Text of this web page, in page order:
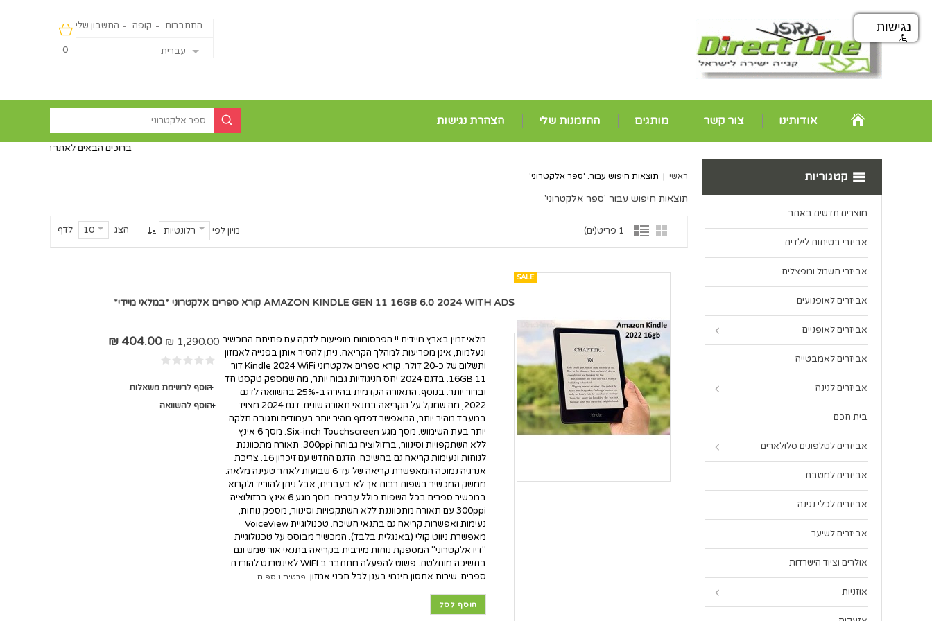
0
החשבון שלי קופה התחברות
עברית
אודותינו צור קשר מותגים ההזמנות שלי הצהרת נגישות
ברוכים הבאים לאתר דיירקט ישראליין -
ראשי | תוצאות חיפוש עבור: 'ספר אלקטרוני'
תוצאות חיפוש עבור 'ספר אלקטרוני'
1 פריט(ים) הצג 10 לדף מיון לפי רלונטיות
SALE
AMAZON KINDLE GEN 11 16GB 6.0 2024 WITH ADS קורא ספרים אלקטרוני *במלאי מיידי*
מלאי זמין בארץ מיידית !! הפרסומות מופיעות לדקה עם פתיחת המכשיר
ונעלמות, אינן מפריעות למהלך הקריאה. ניתן להסיר אותן בפנייה לאמזון
ותשלום של כ-20 דולר. קורא ספרים אלקטרוני Kindle 2024 WiFi דור
11 16GB. בדגם 2024 יחס הניגודיות גבוה יותר, מה שמספק טקסט חד
וברור יותר. בנוסף, התאורה הקדמית בהירה ב-25% בהשוואה לדגם
2022, מה שמקל על הקריאה בתנאי תאורה שונים. דגם 2024 מצויד
במעבד מהיר יותר, המאפשר דפדוף מהיר יותר בעמודים ותגובה חלקה
יותר בעת השימוש. מסך מגע Six-inch Touchscreen. מסך 6 אינץ
ללא השתקפויות וסינוור, ברזולוציה גבוהה 300ppi. תאורה מתכווננת
לנוחות ונעימות קריאה גם בחשיכה. הדגם החדש עם זיכרון 16. צריכת
אנרגיה נמוכה המאפשרת קריאה של עד 6 שבועות לאחר טעינה מלאה.
ממשק המכשיר בשפות רבות אך לא בעברית, אבל ניתן להוריד ולקרוא
במכשיר ספרים בכל השפות כולל עברית. מסך מגע 6 אינץ ברזולוציה
300ppi עם תאורה מתכווננת ללא השתקפויות וסינוור, מספק נוחות,
נעימות ואפשרות קריאה גם בתנאי חשיכה. טכנולוגיית VoiceView
מאפשרת ניווט קולי (באנגלית בלבד). המכשיר מבוסס על טכנולוגיית
"דיו אלקטרוני" המספקת נוחות מירבית בקריאה בתנאי אור שמש וגם
בחשיכה מוחלטת. פשוט להפעלה מתחבר ב WIFI לאינטרנט להורדת
ספרים. שירות אחסון חינמי בענן לכל תכני אמזון. פרטים נוספים..
הוסף לסל
1,290.00 ₪
404.00 ₪
הוסף לרשימת משאלות
הוסף להשוואה
קטגוריות
מוצרים חדשים באתר
אביזרי בטיחות לילדים
אביזרי חשמל ומפצלים
אביזרים לאופנועים
אביזרים לאופניים
אביזרים לאמבטייה
אביזרים לגינה
בית חכם
אביזרים לטלפונים סלולארים
אביזרים למטבח
אביזרים לכלי נגינה
אביזרים לשיער
אולרים וציוד הישרדות
אוזניות
נגישות